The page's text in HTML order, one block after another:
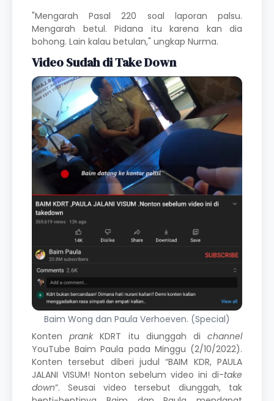
"Mengarah Pasal 220 soal laporan palsu.
Mengarah betul. Pidana itu karena kan dia
bohong. Lain kalau betulan," ungkap Nurma.
Video Sudah di Take Down
Baim Wong dan Paula Verhoeven. (Special)
KontenprankKDRT itu diunggah dichannel
YouTube Baim Paula pada Minggu (2/10/2022).
Konten tersebut diberi judul “BAIM KDR, PAULA
JALANI VISUM! Nonton sebelum video ini di-take
down”. Seusai video tersebut diunggah, tak